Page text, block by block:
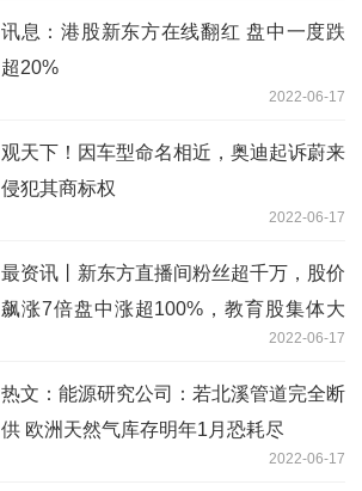
讯息：港股新东方在线翻红 盘中一度跌
超20%
2022-06-17
观天下！因车型命名相近，奥迪起诉蔚来
侵犯其商标权
2022-06-17
最资讯丨新东方直播间粉丝超千万，股价
飙涨7倍盘中涨超100%，教育股集体大
2022-06-17
热文：能源研究公司：若北溪管道完全断
供 欧洲天然气库存明年1月恐耗尽
2022-06-17